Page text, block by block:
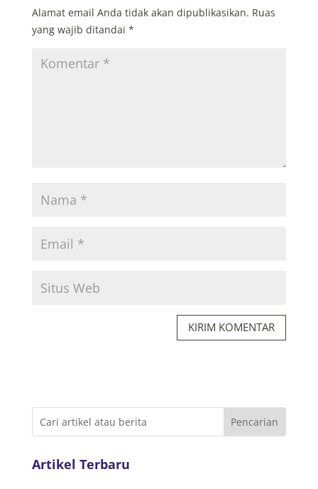
Alamat email Anda tidak akan dipublikasikan. Ruas
yang wajib ditandai *
KIRIM KOMENTAR
Artikel Terbaru